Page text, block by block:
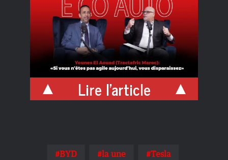
Lire l'article
BYD la une Tesla